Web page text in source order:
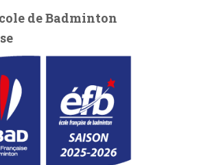
a
g
a
m
de Badminton